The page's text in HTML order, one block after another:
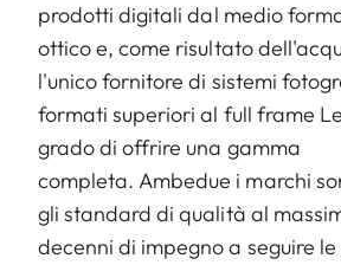
prodotti digitali dal medio
ottico e, come risultato
l'unico fornitore di sistemi
formati superiori al full frame
grado di offrire una gamma
completa. Ambedue i marchi
gli standard di qualità al
decenni di impegno a seguire